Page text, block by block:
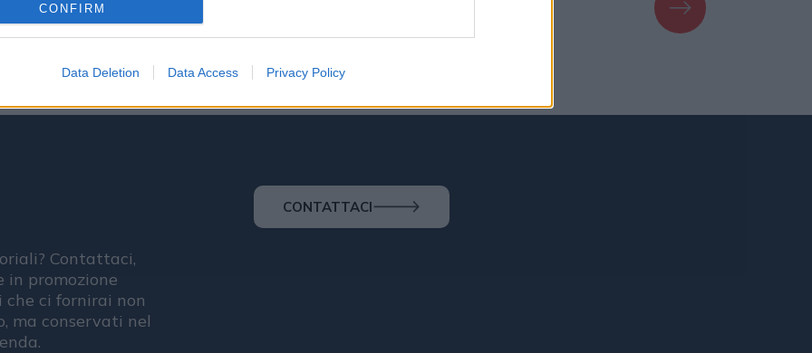
CONFIRM
Data Deletion Data Access Privacy Policy
Contattaci,
in promozione
ci fornirai non
ma conservati nel
CONTATTACI